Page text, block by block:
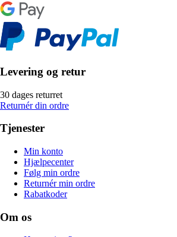
Levering og retur
30 dages returret
Returnér din ordre
Tjenester
Min konto
Hjælpecenter
Følg min ordre
Returnér min ordre
Rabatkoder
Om os